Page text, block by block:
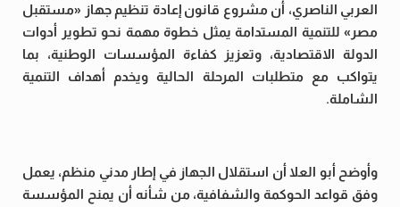
العربي الناصري، أن مشروع قانون إعادة تنظيم جهاز «مستقبل
مصر» للتنمية المستدامة يمثل خطوة مهمة نحو تطوير أدوات
الدولة الاقتصادية، وتعزيز كفاءة المؤسسات الوطنية، بما
يتواكب مع متطلبات المرحلة الحالية ويخدم أهداف التنمية
الشاملة.
وأوضح أبو العلا أن استقلال الجهاز في إطار مدني منظم، يعمل
وفق قواعد الحوكمة والشفافية، من شأنه أن يمنح المؤسسة